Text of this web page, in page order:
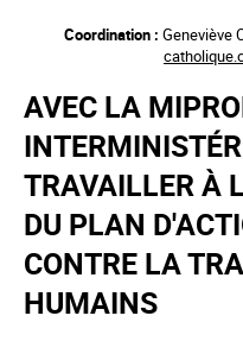
principal
Coordination : Geneviève
AVEC LA
TRAVAILLER À
DU PLAN
CONTRE LA
HUMAINS